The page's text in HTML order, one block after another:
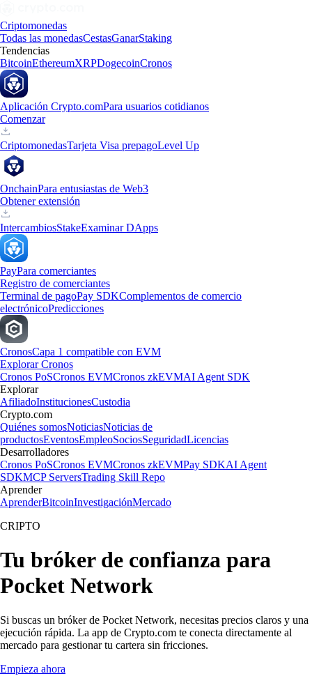
Criptomonedas
Todas las monedasCestasGanarStaking
Tendencias
BitcoinEthereumXRPDogecoinCronos
Aplicación Crypto.comPara usuarios cotidianos
Comenzar
CriptomonedasTarjeta Visa prepagoLevel Up
OnchainPara entusiastas de Web3
Obtener extensión
IntercambiosStakeExaminar DApps
PayPara comerciantes
Registro de comerciantes
Terminal de pagoPay SDKComplementos de comercio
electrónicoPredicciones
CronosCapa 1 compatible con EVM
Explorar Cronos
Cronos PoSCronos EVMCronos zkEVMAI Agent SDK
Explorar
AfiliadoInstitucionesCustodia
Crypto.com
Quiénes somosNoticiasNoticias de
productosEventosEmpleoSociosSeguridadLicencias
Desarrolladores
Cronos PoSCronos EVMCronos zkEVMPay SDKAI Agent
SDKMCP ServersTrading Skill Repo
Aprender
AprenderBitcoinInvestigaciónMercado
CRIPTO
Tu bróker de confianza para
Pocket Network
Si buscas un bróker de Pocket Network, necesitas precios claros y una
ejecución rápida. La app de Crypto.com te conecta directamente al
mercado para gestionar tu cartera sin fricciones.
Empieza ahora